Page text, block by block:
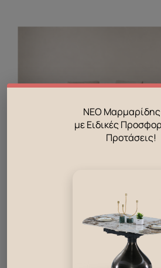
Γωνιακός καναπές Sesto
ΝΕΟ Μαρμαρίδης
με Ειδικές
Προτάσεις!